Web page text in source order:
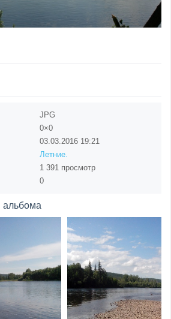
JPG
0×0
03.03.2016 19:21
Летние.
1 391 просмотр
0
альбома